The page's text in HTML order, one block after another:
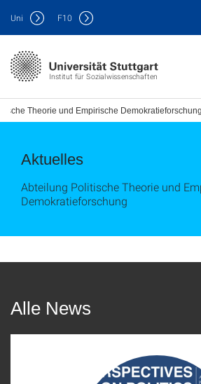
Institut für Sozialwissenschaften
Uni F10
Theorie und Empirische Demokratieforschung
Aktuelles
Abteilung Politische Theorie und
Demokratieforschung
Alle News